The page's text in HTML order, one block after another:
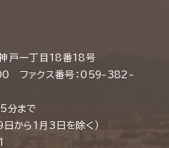
戸一丁目18番18号
ファクス番号：059-382-
分まで
日から1月3日を除く）